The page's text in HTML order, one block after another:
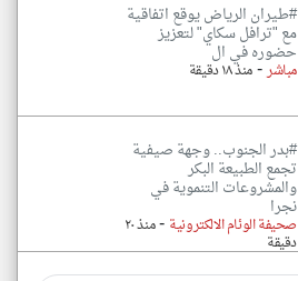
#طيران الرياض يوقع اتفاقية
مع "ترافل سكاي" لتعزيز
حضوره في ال
مباشر-منذ ١٨ دقيقة
#بدر الجنوب.. وجهة صيفية
تجمع الطبيعة البكر
والمشروعات التنموية في
نجرا
صحيفة الوئام الالكترونية - منذ ٢٠
دقيقة